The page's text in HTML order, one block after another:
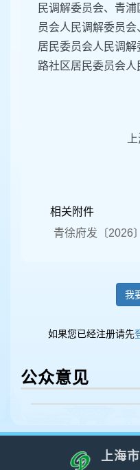
民调解委员会、青
员会人民调解委员
居民委员会人民调
路社区居民委员会人
相关附件
青徐府发〔2026
我
如果您已经注册请先
公众意见
上海